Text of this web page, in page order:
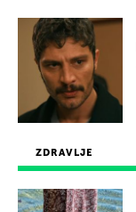
ZDRAVLJE